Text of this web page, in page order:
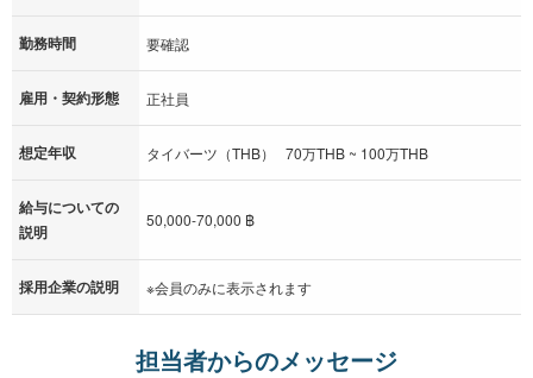
勤務時間 要確認
雇用・契約形態 正社員
想定年収 タイバーツ（THB） 70万THB ~ 100万THB
給与についての
説明
50,000-70,000 ฿
採用企業の説明 ※会員のみに表示されます
担当者からのメッセージ